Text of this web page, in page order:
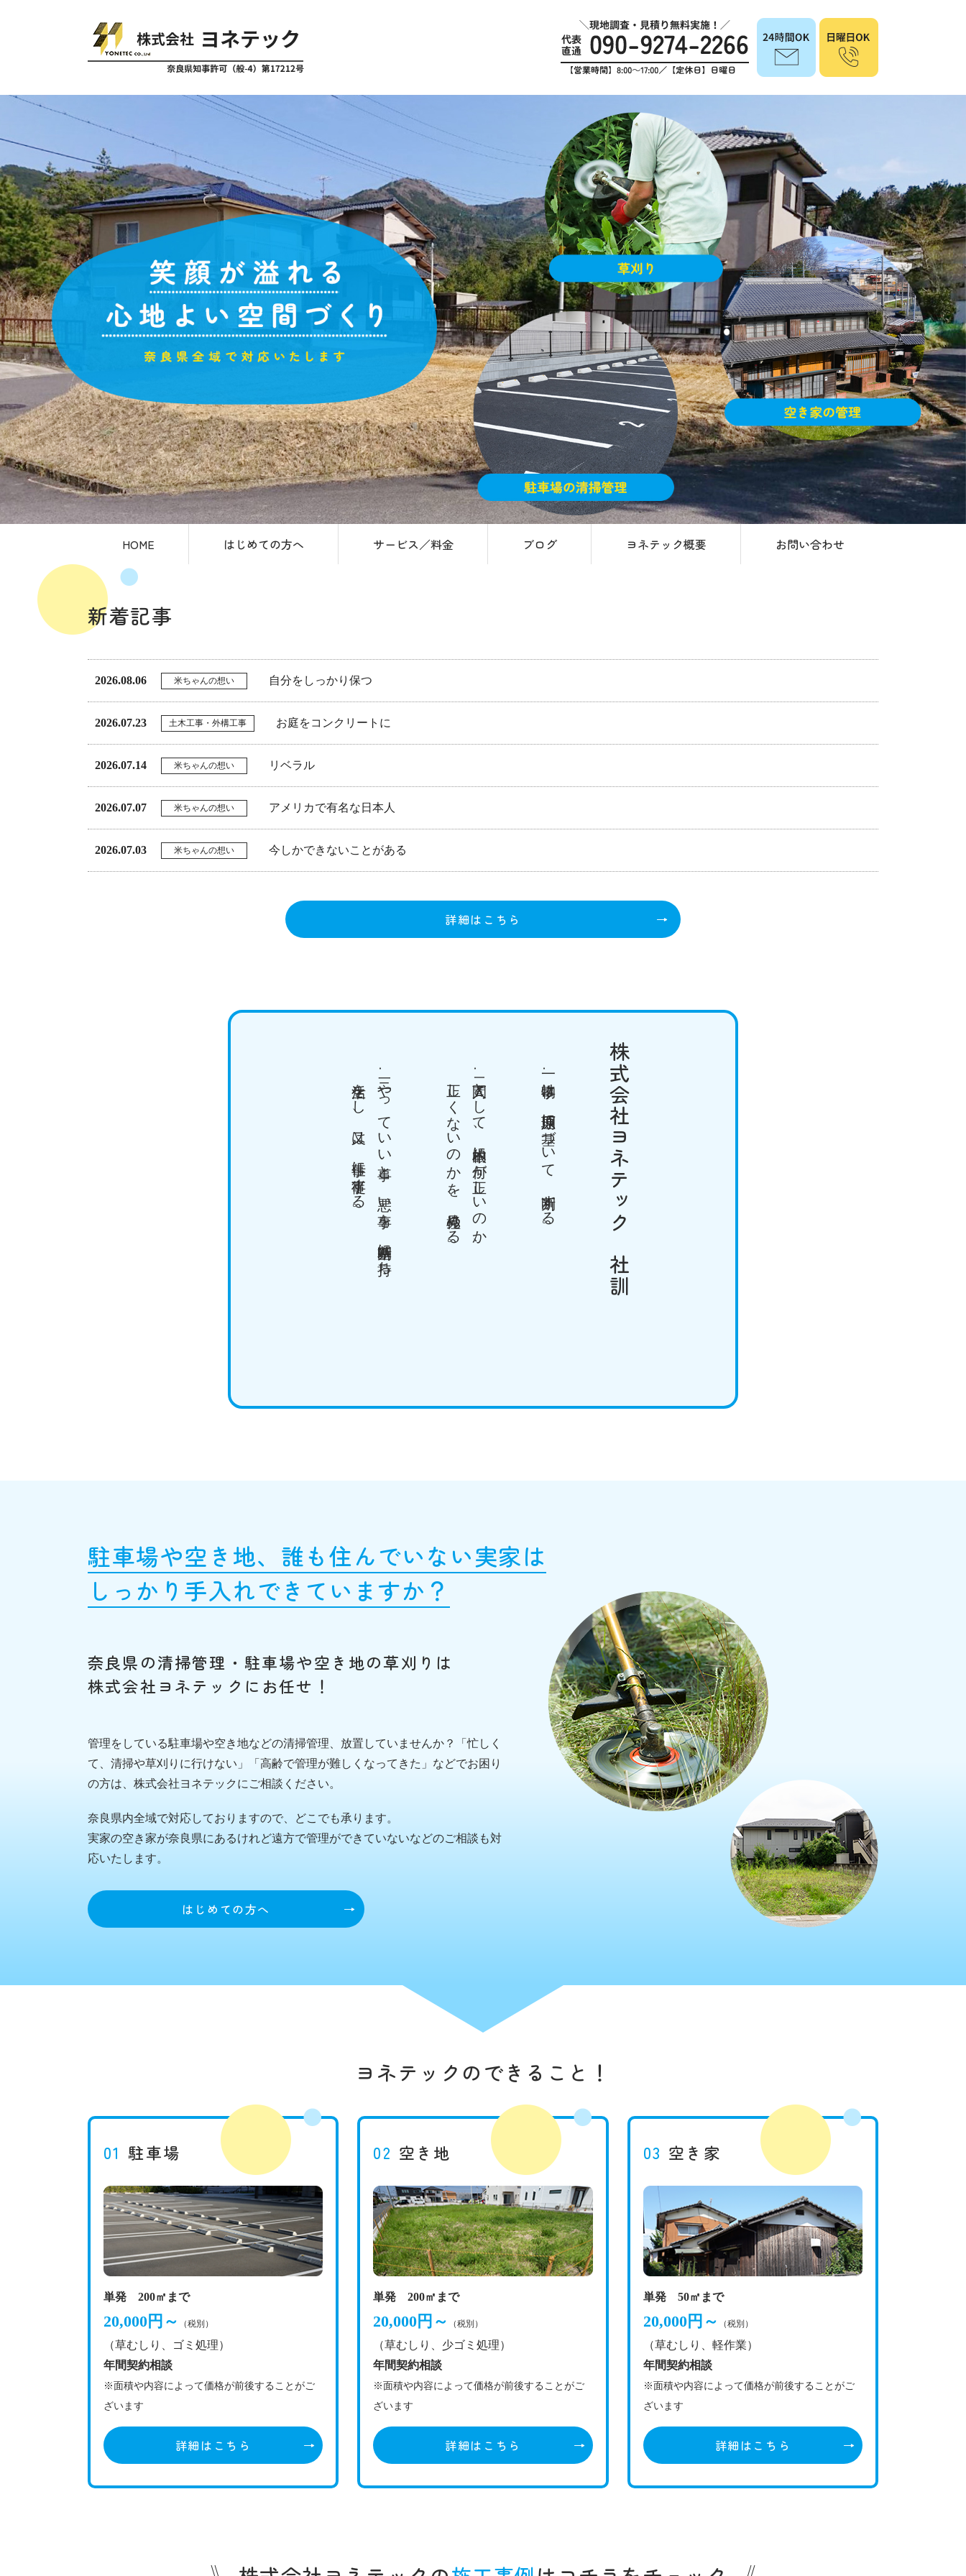
HOME はじめての方へ サービス／料金 ブログ ヨネテック概要 お問い合わせ
新着記事
2026.08.06 米ちゃんの想い 自分をしっかり保つ
2026.07.23 土木工事・外構工事 お庭をコンクリートに
2026.07.14 米ちゃんの想い リベラル
2026.07.07 米ちゃんの想い アメリカで有名な日本人
2026.07.03 米ちゃんの想い 今しかできないことがある
詳細はこちら
株式会社ヨネテック 社訓
物事は、原理原則に基づいて 判断する。
人間として、根本的に何が正しいのか、
正しくないのかを、見極める。
やっていい事と、悪い事を 判断基準に持ち、
生活をし、又は、仕事に従事する。
駐車場や空き地、誰も住んでいない実家は
しっかり手入れできていますか？
奈良県の清掃管理・駐車場や空き地の草刈りは
株式会社ヨネテックにお任せ！
管理をしている駐車場や空き地などの清掃管理、放置していませんか？「忙しく
て、清掃や草刈りに行けない」「高齢で管理が難しくなってきた」などでお困り
の方は、株式会社ヨネテックにご相談ください。
奈良県内全域で対応しておりますので、どこでも承ります。
実家の空き家が奈良県にあるけれど遠方で管理ができていないなどのご相談も対
応いたします。
はじめての方へ
ヨネテックのできること！
01 駐車場
単発 200㎡まで
20,000円～ （税別）
（草むしり、ゴミ処理）
年間契約相談
※面積や内容によって価格が前後することがご
ざいます
詳細はこちら
02 空き地
単発 200㎡まで
20,000円～ （税別）
（草むしり、少ゴミ処理）
年間契約相談
※面積や内容によって価格が前後することがご
ざいます
詳細はこちら
03 空き家
単発 50㎡まで
20,000円～ （税別）
（草むしり、軽作業）
年間契約相談
※面積や内容によって価格が前後することがご
ざいます
詳細はこちら